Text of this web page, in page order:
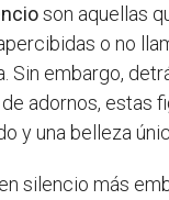
son aquellas
o no
Sin embargo,
adornos, estas
y una belleza
silencio más